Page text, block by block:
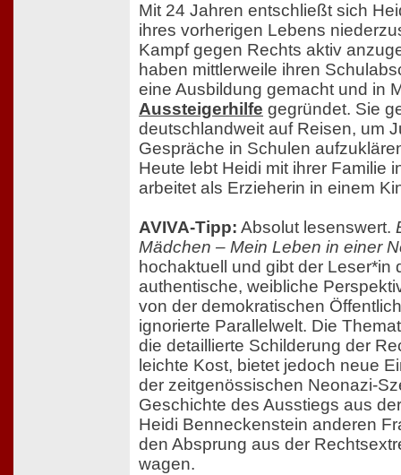
Mit 24 Jahren entschließt sich
ihres vorherigen Lebens
Kampf gegen Rechts aktiv
haben mittlerweile ihren
eine Ausbildung gemacht und in
Aussteigerhilfe gegründet. Sie
deutschlandweit auf Reisen, um
Gespräche in Schulen
Heute lebt Heidi mit ihrer Familie
arbeitet als Erzieherin in einem
AVIVA-Tipp: Absolut lesenswert.
Mädchen – Mein Leben in einer
hochaktuell und gibt der Leser*in
authentische, weibliche
von der demokratischen
ignorierte Parallelwelt. Die
die detaillierte Schilderung der
leichte Kost, bietet jedoch neue
der zeitgenössischen Neonazi-
Geschichte des Ausstiegs aus
Heidi Benneckenstein anderen
den Absprung aus der
wagen.